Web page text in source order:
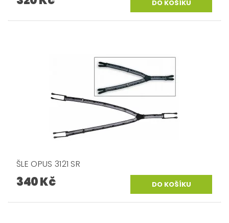
ŠLE OPUS 3121 SR
340 Kč